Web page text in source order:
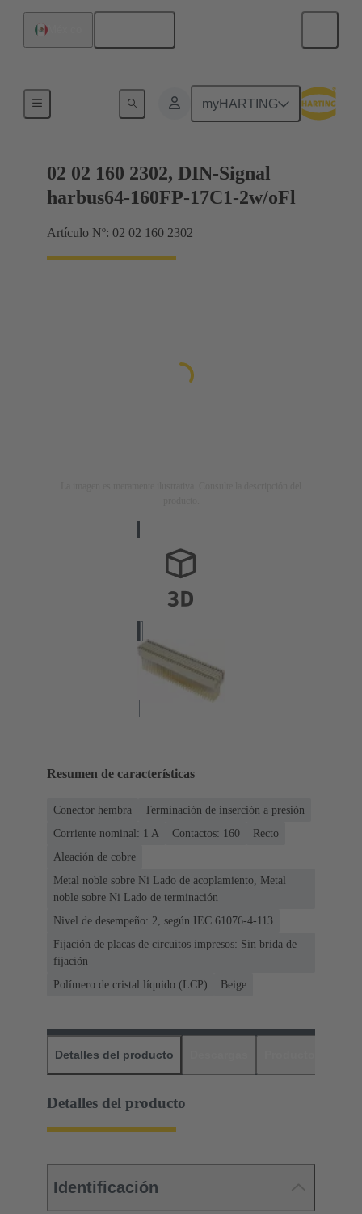
myHARTING
Terminación de placa madre a tarjeta hija
02 02 160 2302, DIN-Signal
harbus64-160FP-17C1-2w/oFl
Artículo Nº: 02 02 160 2302
Resumen de características
Conector hembra
Terminación de inserción a presión
Corriente nominal: ‌1 A
Contactos: 160
Recto
Aleación de cobre
Metal noble sobre Ni Lado de acoplamiento, Metal
noble sobre Ni Lado de terminación
Nivel de desempeño: 2, según IEC 61076-4-113
Fijación de placas de circuitos impresos: Sin brida de
fijación
Polímero de cristal líquido (LCP)
Beige
Detalles del producto
Detalles del producto
Identificación